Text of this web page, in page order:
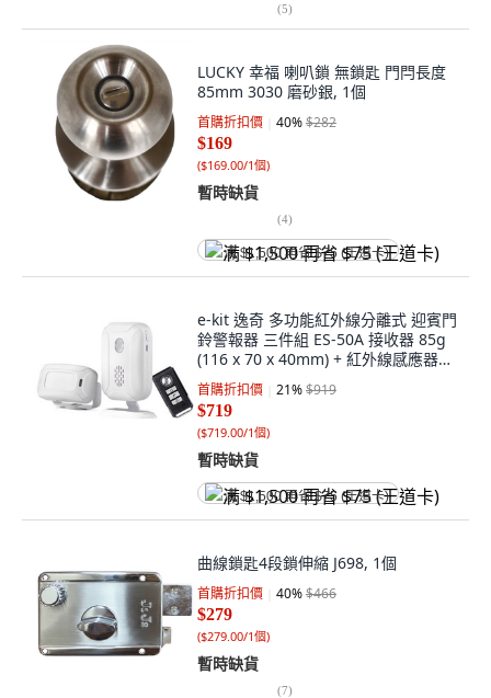
(5)
LUCKY 幸福 喇叭鎖 無鎖匙 門閂長度
85mm 3030 磨砂銀, 1個
首購折扣價 40%$282
$169
($169.00/1個)
暫時缺貨
(4)
满 $1,500 再省 $75 (王道卡)
e-kit 逸奇 多功能紅外線分離式 迎賓門
鈴警報器 三件組 ES-50A 接收器 85g
(116 x 70 x 40mm) + 紅外線感應器
60g (80 x 42 x 73mm) + 遙控器 19g
(60 x 30 x 13mm), 1組
首購折扣價 21%$919
$719
($719.00/1個)
暫時缺貨
满 $1,500 再省 $75 (王道卡)
曲線鎖匙4段鎖伸縮 J698, 1個
首購折扣價 40%$466
$279
($279.00/1個)
暫時缺貨
(7)